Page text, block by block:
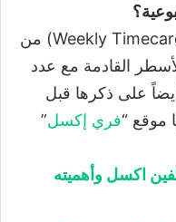
تتكون بطاقَة الوَقت الأسبوعِية (Weekly Timecard) من
القادمة مع عدد
على ذكرها قبل
موقع “فري إكسل”
اكسل وأهميته